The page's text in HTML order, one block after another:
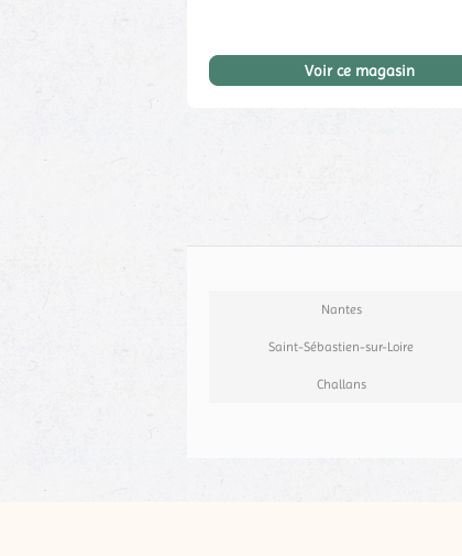
Voir ce magasin
Nantes
Saint-Sébastien-sur-Loire
Challans